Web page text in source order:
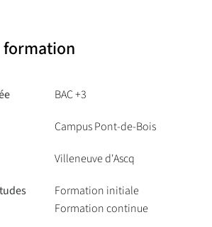
formation
BAC +3
Campus Pont-de-Bois
Villeneuve d'Ascq
Formation initiale
Formation continue